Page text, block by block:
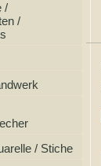
/
/
/ Stiche